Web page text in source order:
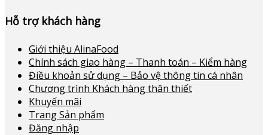
Hỗ trợ khách hàng
Giới thiệu AlinaFood
Chính sách giao hàng – Thanh toán – Kiểm hàng
Điều khoản sử dụng – Bảo vệ thông tin cá nhân
Chương trình Khách hàng thân thiết
Khuyến mãi
Trang Sản phẩm
Đăng nhập